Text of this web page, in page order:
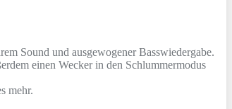
Sound und ausgewogener Basswiedergabe.
einen Wecker in den Schlummermodus
mehr.